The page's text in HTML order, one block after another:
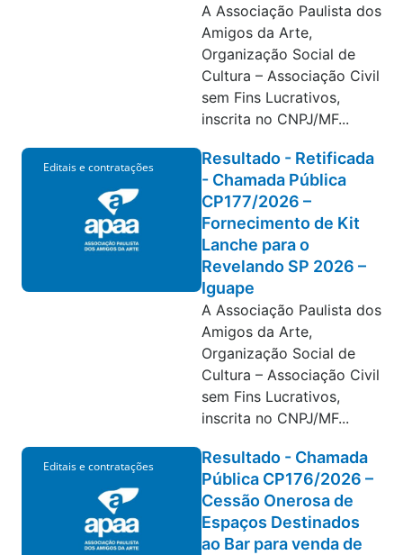
A Associação Paulista dos
Amigos da Arte,
Organização Social de
Cultura – Associação Civil
sem Fins Lucrativos,
inscrita no CNPJ/MF...
Editais e contratações
Resultado - Retificada
- Chamada Pública
CP177/2026 –
Fornecimento de Kit
Lanche para o
Revelando SP 2026 –
Iguape
A Associação Paulista dos
Amigos da Arte,
Organização Social de
Cultura – Associação Civil
sem Fins Lucrativos,
inscrita no CNPJ/MF...
Editais e contratações
Resultado - Chamada
Pública CP176/2026 –
Cessão Onerosa de
Espaços Destinados
ao Bar para venda de